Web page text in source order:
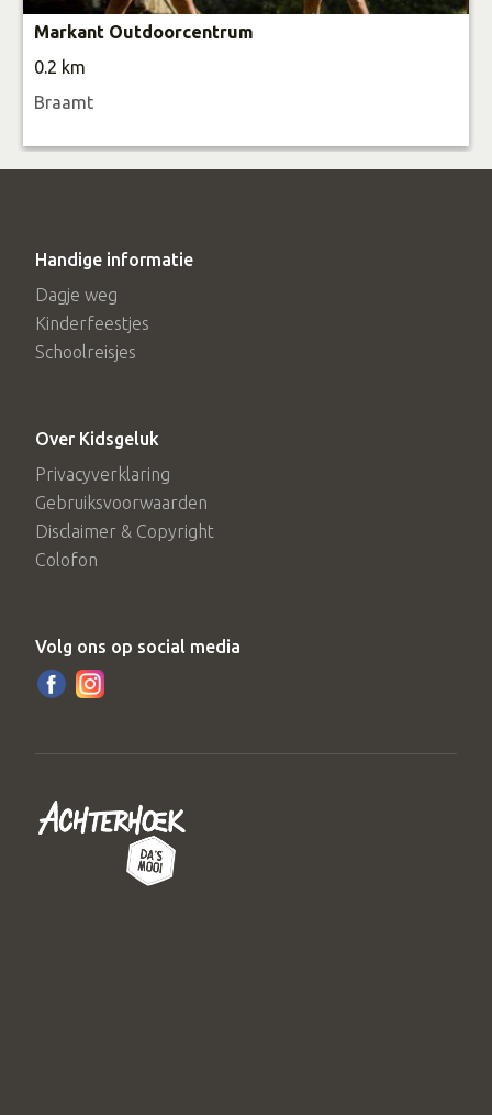
Markant Outdoorcentrum
0.2 km
Braamt
Handige informatie
Dagje weg
Kinderfeestjes
Schoolreisjes
Over Kidsgeluk
Privacyverklaring
Gebruiksvoorwaarden
Disclaimer & Copyright
Colofon
Volg ons op social media